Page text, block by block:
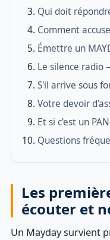
Qui doit
Comment
Émettre un
Le silence radio
S'il arrive sous
Votre devoir
Et si c'est un
Questions
Les
écouter et
Un Mayday survient